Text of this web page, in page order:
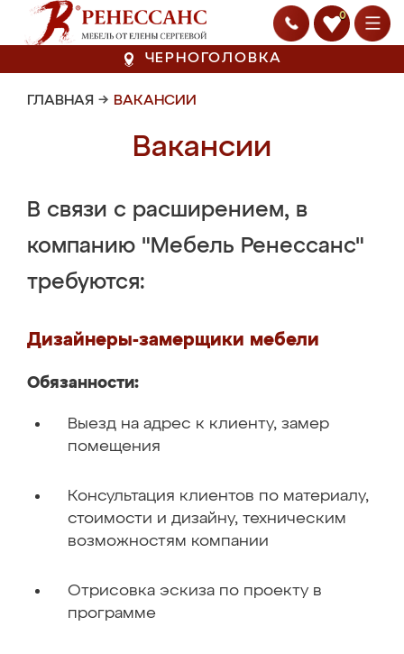
0
ЧЕРНОГОЛОВКА
ГЛАВНАЯ → ВАКАНСИИ
Вакансии
В связи с расширением, в
компанию "Мебель Ренессанс"
требуются:
Дизайнеры-замерщики мебели
Обязанности:
Выезд на адрес к клиенту‚ замер
помещения
Консультация клиентов по материалу,
стоимости и дизайну, техническим
возможностям компании
Отрисовка эскиза по проекту в
программе